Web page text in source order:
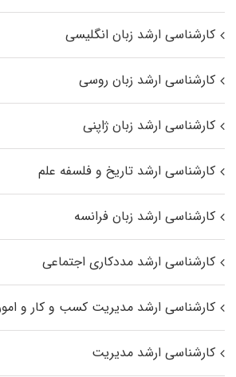
کارشناسی ارشد زبان انگلیسی
کارشناسی ارشد زبان روسی
کارشناسی ارشد زبان ژاپنی
کارشناسی ارشد تاریخ و فلسفه علم
کارشناسی ارشد زبان فرانسه
کارشناسی ارشد مددکاری اجتماعی
کارشناسی ارشد مدیریت کسب و کار و
کارشناسی ارشد مدیریت